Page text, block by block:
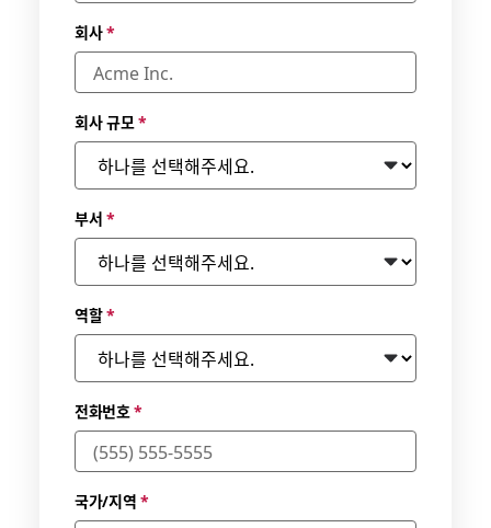
회사*
회사 규모*
부서 *
역할*
전화번호*
국가/지역 *